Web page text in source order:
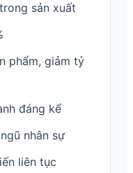
sản xuất
phẩm, giảm tỷ
đáng kể
nhân sự
liên tục